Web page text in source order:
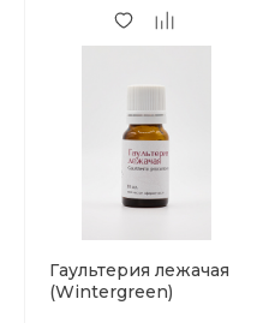
Гаультерия лежачая
(Wintergreen)